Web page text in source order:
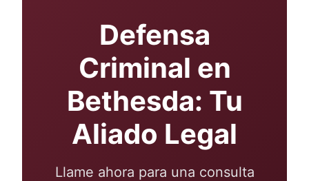
Defensa
Criminal en
Bethesda: Tu
Aliado Legal
Llame ahora para una consulta